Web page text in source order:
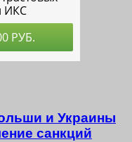
и Украины
санкций